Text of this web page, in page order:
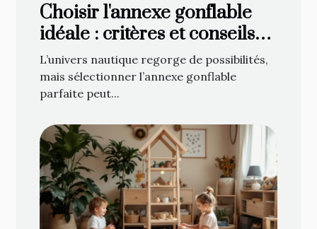
Choisir l'annexe gonflable
idéale : critères et conseils
d'achat
L’univers nautique regorge de possibilités,
mais sélectionner l’annexe gonflable
parfaite peut...